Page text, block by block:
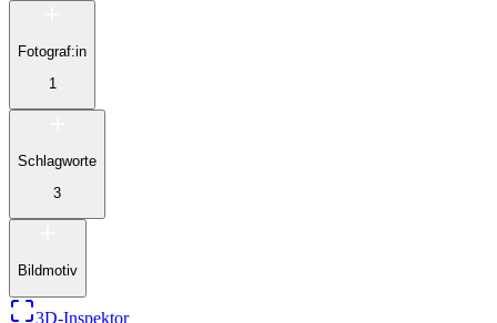
Fotograf:in
1
Schlagworte
3
Bildmotiv
3D-Inspektor